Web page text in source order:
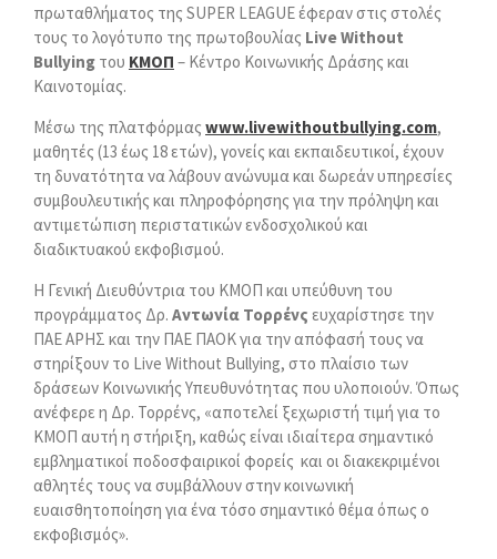
πρωταθλήματος της SUPER LEAGUE έφεραν στις στολές
τους το λογότυπο της πρωτοβουλίας LiveWithout
Bullying του ΚΜΟΠ – Κέντρο Κοινωνικής Δράσης και
Καινοτομίας.
Μέσω της πλατφόρμας www.livewithoutbullying.com,
μαθητές (13 έως 18 ετών), γονείς και εκπαιδευτικοί, έχουν
τη δυνατότητα να λάβουν ανώνυμα και δωρεάν υπηρεσίες
συμβουλευτικής και πληροφόρησης για την πρόληψη και
αντιμετώπιση περιστατικών ενδοσχολικού και
διαδικτυακού εκφοβισμού.
Η Γενική Διευθύντρια του ΚΜΟΠ και υπεύθυνη του
προγράμματος Δρ. Αντωνία Τορρένς ευχαρίστησε την
ΠΑΕ ΑΡΗΣ και την ΠΑΕ ΠΑΟΚ για την απόφασή τους να
στηρίξουν το Live Without Bullying, στο πλαίσιο των
δράσεων Κοινωνικής Υπευθυνότητας που υλοποιούν. Όπως
ανέφερε η Δρ. Τορρένς, «αποτελεί ξεχωριστή τιμή για το
ΚΜΟΠ αυτή η στήριξη, καθώς είναι ιδιαίτερα σημαντικό
εμβληματικοί ποδοσφαιρικοί φορείς και οι διακεκριμένοι
αθλητές τους να συμβάλλουν στην κοινωνική
ευαισθητοποίηση για ένα τόσο σημαντικό θέμα όπως ο
εκφοβισμός».